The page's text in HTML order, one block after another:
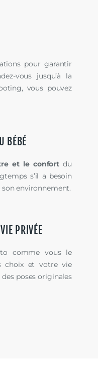
pour garantir
vous jusqu’à la
vous pouvez
BÉBÉ
et le confortdu
s’il a besoin
son environnement.
PRIVÉE
comme vous le
choix et votre vie
poses originales